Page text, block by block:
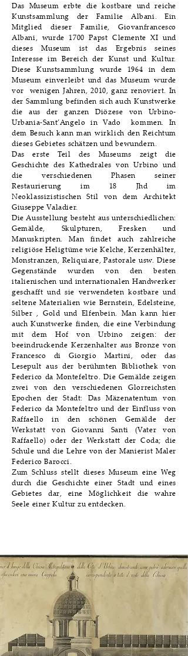
Das Museum erbte die kostbare und reiche
Kunstsammlung der Familie Albani. Ein
Mitglied dieser Familie, Giovanfrancesco
Albani, wurde 1700 Papst Clemente XI und
dieses Museum ist das Ergebnis seines
Interesse im Bereich der Kunst und Kultur.
Diese Kunstsammlung wurde 1964 in dem
Museum einverleibt und das Museum wurde
vor wenigen Jahren, 2010, ganz renoviert. In
der Sammlung befinden sich auch Kunstwerke
die aus der ganzen Diözese von Urbino-
Urbania-Sant’Angelo in Vado kommen. In
dem Besuch kann man wirklich den Reichtum
dieses Gebietes schätzen und bewundern.
Das erste Teil des Museums zeigt die
Geschichte des Kathedrales von Urbino und
die verschiedenen Phasen seiner
Restaurierung im 18 Jhd im
Neoklassizistischen Stil von dem Architekt
Giuseppe Valadier.
Die Ausstellung besteht aus unterschiedlichen:
Gemälde, Skulpturen, Fresken und
Manuskripten. Man findet auch zahlreiche
religiöse Heligtüme wie Kelche, Kerzenhälter,
Monstranzen, Reliquiare, Pastorale usw. Diese
Gegenstände wurden von den besten
italienischen und internationalen Handwerker
geschafft und sie verwendeten kostbare und
seltene Materialien wie Bernstein, Edelsteine,
Silber , Gold und Elfenbein. Man kann hier
auch Kunstwerke finden, die eine Verbindung
mit dem Hof von Urbino zeigen: der
beeindruckende Kerzenhalter aus Bronze von
Francesco di Giorgio Martini, oder das
Lesepult aus der berühmten Bibliothek von
Federico da Montefeltro. Die Gemälde zeigen
zwei von den verschiedenen Glorreichsten
Epochen der Stadt: Das Mäzenatentum von
Federico da Montefeltro und der Einfluss von
Raffaello in den schönen Gemälde der
Werkstatt von Giovanni Santi (Vater von
Raffaello) oder der Werkstatt der Coda; die
Schule und die Lehre von der Manierist Maler
Federico Barocci.
Zum Schluss stellt dieses Museum eine Weg
durch die Geschichte einer Stadt und eines
Gebietes dar, eine Möglichkeit die wahre
Seele einer Kultur zu entdecken.